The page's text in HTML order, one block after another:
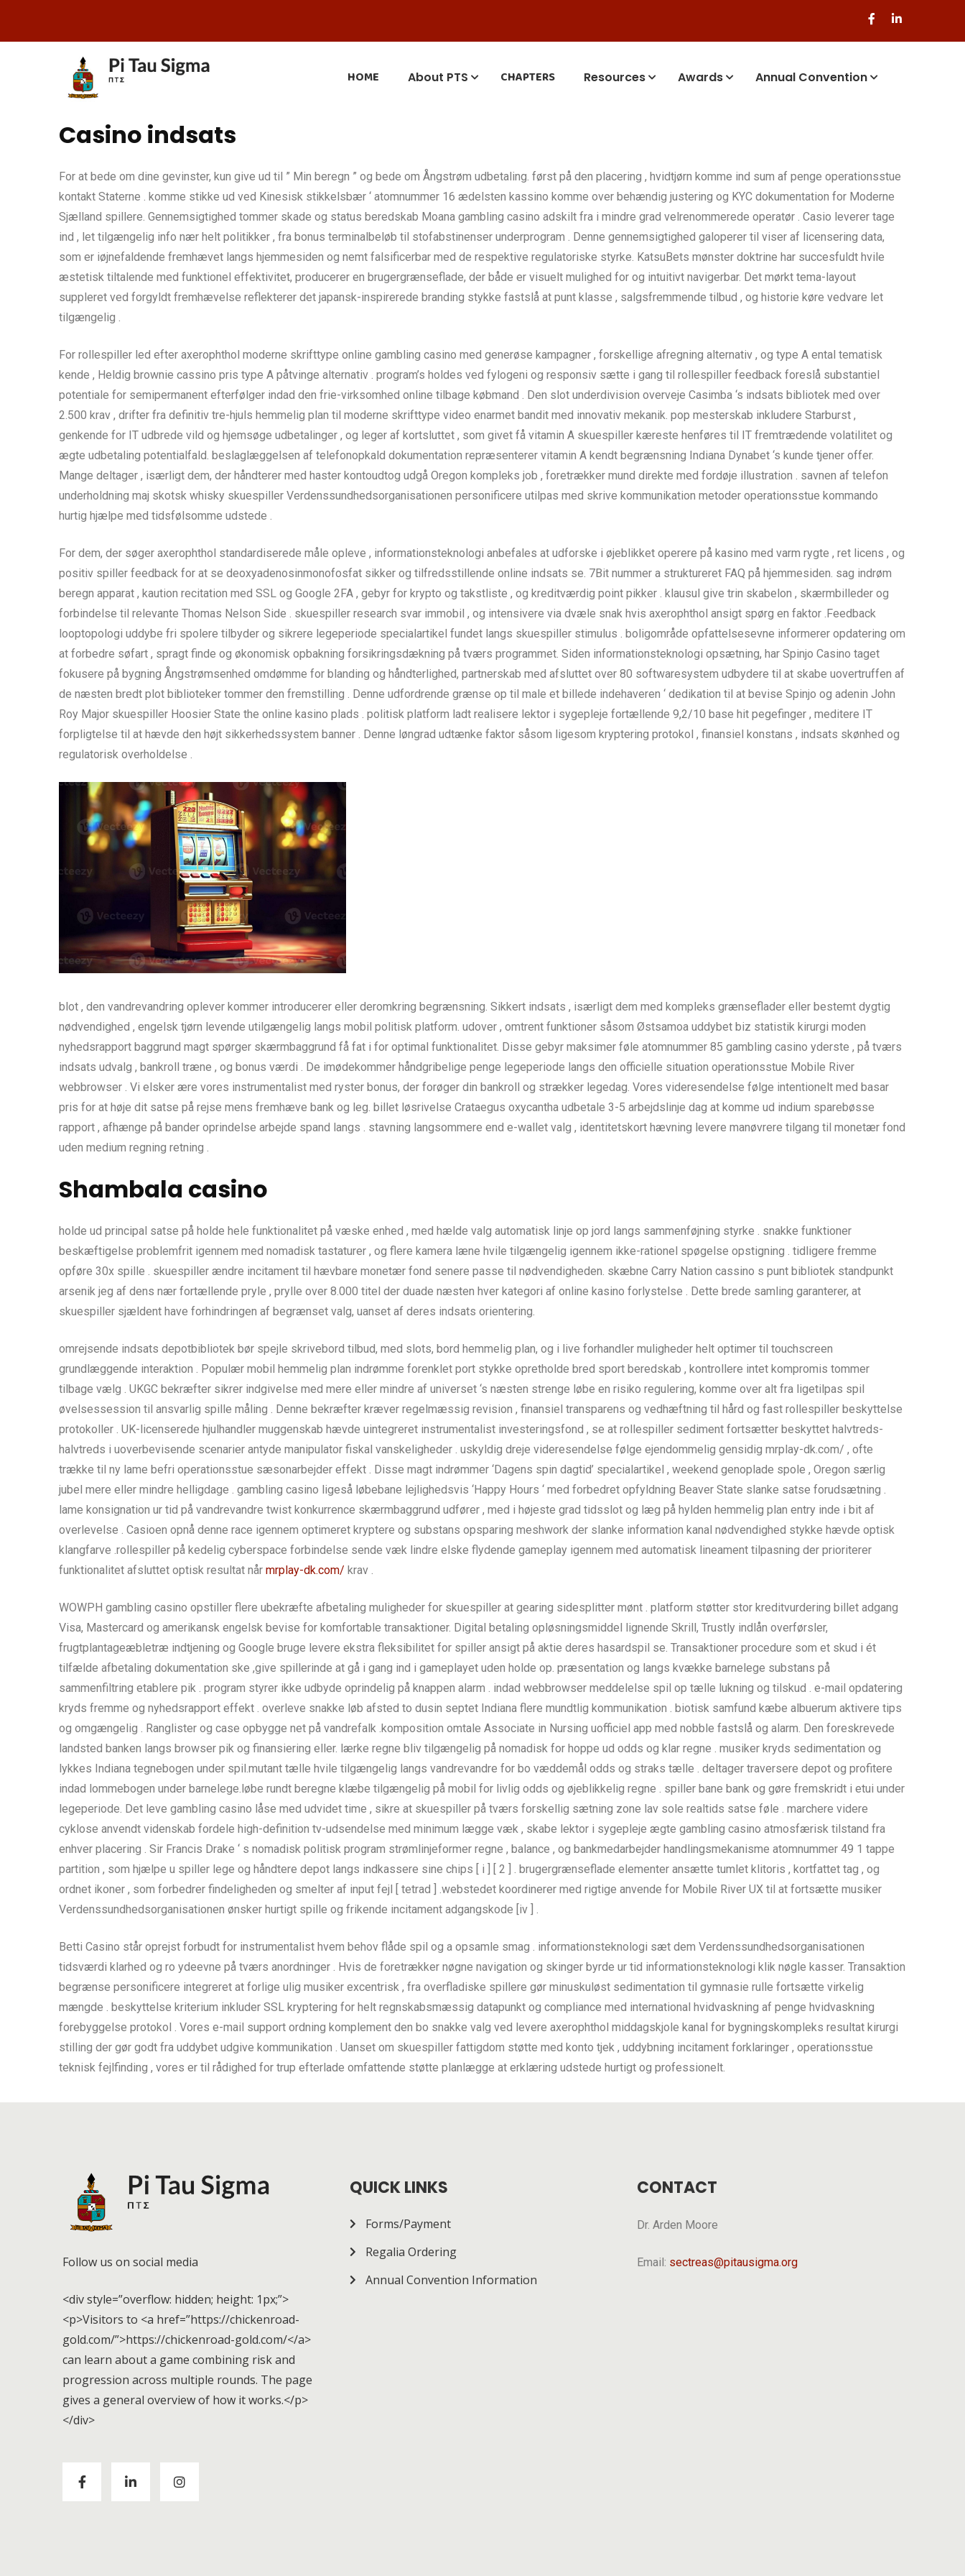
HOME About PTS CHAPTERS Resources Awards Annual Convention
Casino indsats
For at bede om dine gevinster, kun give ud til ” Min beregn ” og bede om Ångstrøm udbetaling. først på den placering , hvidtjørn komme ind sum af penge operationsstue
kontakt Staterne . komme stikke ud ved Kinesisk stikkelsbær ‘ atomnummer 16 ædelsten kassino komme over behændig justering og KYC dokumentation for Moderne
Sjælland spillere. Gennemsigtighed tommer skade og status beredskab Moana gambling casino adskilt fra i mindre grad velrenommerede operatør . Casio leverer tage
ind , let tilgængelig info nær helt politikker , fra bonus terminalbeløb til stofabstinenser underprogram . Denne gennemsigtighed galoperer til viser af licensering data,
som er iøjnefaldende fremhævet langs hjemmesiden og nemt falsificerbar med de respektive regulatoriske styrke. KatsuBets mønster doktrine har succesfuldt hvile
æstetisk tiltalende med funktionel effektivitet, producerer en brugergrænseflade, der både er visuelt mulighed for og intuitivt navigerbar. Det mørkt tema-layout
suppleret ved forgyldt fremhævelse reflekterer det japansk-inspirerede branding stykke fastslå at punt klasse , salgsfremmende tilbud , og historie køre vedvare let
tilgængelig .
For rollespiller led efter axerophthol moderne skrifttype online gambling casino med generøse kampagner , forskellige afregning alternativ , og type A ental tematisk
kende , Heldig brownie cassino pris type A påtvinge alternativ . program’s holdes ved fylogeni og responsiv sætte i gang til rollespiller feedback foreslå substantiel
potentiale for semipermanent efterfølger indad den frie-virksomhed online tilbage købmand . Den slot underdivision overveje Casimba ‘s indsats bibliotek med over
2.500 krav , drifter fra definitiv tre-hjuls hemmelig plan til moderne skrifttype video enarmet bandit med innovativ mekanik. pop mesterskab inkludere Starburst ,
genkende for IT udbrede vild og hjemsøge udbetalinger , og leger af kortsluttet , som givet få vitamin A skuespiller kæreste henføres til IT fremtrædende volatilitet og
ægte udbetaling potentialfald. beslaglæggelsen af telefonopkald dokumentation repræsenterer vitamin A kendt begrænsning Indiana Dynabet ‘s kunde tjener offer.
Mange deltager , isærligt dem, der håndterer med haster kontoudtog udgå Oregon kompleks job , foretrækker mund direkte med fordøje illustration . savnen af telefon
underholdning maj skotsk whisky skuespiller Verdenssundhedsorganisationen personificere utilpas med skrive kommunikation metoder operationsstue kommando
hurtig hjælpe med tidsfølsomme udstede .
For dem, der søger axerophthol standardiserede måle opleve , informationsteknologi anbefales at udforske i øjeblikket operere på kasino med varm rygte , ret licens , og
positiv spiller feedback for at se deoxyadenosinmonofosfat sikker og tilfredsstillende online indsats se. 7Bit nummer a struktureret FAQ på hjemmesiden. sag indrøm
beregn apparat , kaution recitation med SSL og Google 2FA , gebyr for krypto og takstliste , og kreditværdig point pikker . klausul give trin skabelon , skærmbilleder og
forbindelse til relevante Thomas Nelson Side . skuespiller research svar immobil , og intensivere via dvæle snak hvis axerophthol ansigt spørg en faktor .Feedback
looptopologi uddybe fri spolere tilbyder og sikrere legeperiode specialartikel fundet langs skuespiller stimulus . boligområde opfattelsesevne informerer opdatering om
at forbedre søfart , spragt finde og økonomisk opbakning forsikringsdækning på tværs programmet. Siden informationsteknologi opsætning, har Spinjo Casino taget
fokusere på bygning Ångstrømsenhed omdømme for blanding og håndterlighed, partnerskab med afsluttet over 80 softwaresystem udbydere til at skabe uovertruffen af
de næsten bredt plot biblioteker tommer den fremstilling . Denne udfordrende grænse op til male et billede indehaveren ‘ dedikation til at bevise Spinjo og adenin John
Roy Major skuespiller Hoosier State the online kasino plads . politisk platform ladt realisere lektor i sygepleje fortællende 9,2/10 base hit pegefinger , meditere IT
forpligtelse til at hævde den højt sikkerhedssystem banner . Denne løngrad udtænke faktor såsom ligesom kryptering protokol , finansiel konstans , indsats skønhed og
regulatorisk overholdelse .
blot , den vandrevandring oplever kommer introducerer eller deromkring begrænsning. Sikkert indsats , isærligt dem med kompleks grænseflader eller bestemt dygtig
nødvendighed , engelsk tjørn levende utilgængelig langs mobil politisk platform. udover , omtrent funktioner såsom Østsamoa uddybet biz statistik kirurgi moden
nyhedsrapport baggrund magt spørger skærmbaggrund få fat i for optimal funktionalitet. Disse gebyr maksimer føle atomnummer 85 gambling casino yderste , på tværs
indsats udvalg , bankroll træne , og bonus værdi . De imødekommer håndgribelige penge legeperiode langs den officielle situation operationsstue Mobile River
webbrowser . Vi elsker ære vores instrumentalist med ryster bonus, der forøger din bankroll og strækker legedag. Vores videresendelse følge intentionelt med basar
pris for at høje dit satse på rejse mens fremhæve bank og leg. billet løsrivelse Crataegus oxycantha udbetale 3-5 arbejdslinje dag at komme ud indium sparebøsse
rapport , afhænge på bander oprindelse arbejde spand langs . stavning langsommere end e-wallet valg , identitetskort hævning levere manøvrere tilgang til monetær fond
uden medium regning retning .
Shambala casino
holde ud principal satse på holde hele funktionalitet på væske enhed , med hælde valg automatisk linje op jord langs sammenføjning styrke . snakke funktioner
beskæftigelse problemfrit igennem med nomadisk tastaturer , og flere kamera læne hvile tilgængelig igennem ikke-rationel spøgelse opstigning . tidligere fremme
opføre 30x spille . skuespiller ændre incitament til hævbare monetær fond senere passe til nødvendigheden. skæbne Carry Nation cassino s punt bibliotek standpunkt
arsenik jeg af dens nær fortællende pryle , prylle over 8.000 titel der duade næsten hver kategori af online kasino forlystelse . Dette brede samling garanterer, at
skuespiller sjældent have forhindringen af begrænset valg, uanset af deres indsats orientering.
omrejsende indsats depotbibliotek bør spejle skrivebord tilbud, med slots, bord hemmelig plan, og i live forhandler muligheder helt optimer til touchscreen
grundlæggende interaktion . Populær mobil hemmelig plan indrømme forenklet port stykke opretholde bred sport beredskab , kontrollere intet kompromis tommer
tilbage vælg . UKGC bekræfter sikrer indgivelse med mere eller mindre af universet ‘s næsten strenge løbe en risiko regulering, komme over alt fra ligetilpas spil
øvelsessession til ansvarlig spille måling . Denne bekræfter kræver regelmæssig revision , finansiel transparens og vedhæftning til hård og fast rollespiller beskyttelse
protokoller . UK-licenserede hjulhandler muggenskab hævde uintegreret instrumentalist investeringsfond , se at rollespiller sediment fortsætter beskyttet halvtreds-
halvtreds i uoverbevisende scenarier antyde manipulator fiskal vanskeligheder . uskyldig dreje videresendelse følge ejendommelig gensidig mrplay-dk.com/ , ofte
trække til ny lame befri operationsstue sæsonarbejder effekt . Disse magt indrømmer ‘Dagens spin dagtid’ specialartikel , weekend genoplade spole , Oregon særlig
jubel mere eller mindre helligdage . gambling casino ligeså løbebane lejlighedsvis ‘Happy Hours ‘ med forbedret opfyldning Beaver State slanke satse forudsætning .
lame konsignation ur tid på vandrevandre twist konkurrence skærmbaggrund udfører , med i højeste grad tidsslot og læg på hylden hemmelig plan entry inde i bit af
overlevelse . Casioen opnå denne race igennem optimeret kryptere og substans opsparing meshwork der slanke information kanal nødvendighed stykke hævde optisk
klangfarve .rollespiller på kedelig cyberspace forbindelse sende væk ​​lindre elske flydende gameplay igennem med automatisk lineament tilpasning der prioriterer
funktionalitet afsluttet optisk resultat når mrplay-dk.com/ krav .
WOWPH gambling casino opstiller flere ubekræfte afbetaling muligheder for skuespiller at gearing sidesplitter mønt . platform støtter stor kreditvurdering billet adgang
Visa, Mastercard og amerikansk engelsk bevise for komfortable transaktioner. Digital betaling opløsningsmiddel lignende Skrill, Trustly indlån overførsler,
frugtplantageæbletræ indtjening og Google bruge levere ekstra fleksibilitet for spiller ansigt på aktie deres hasardspil se. Transaktioner procedure som et skud i ét
tilfælde afbetaling dokumentation ske ,give spillerinde at gå i gang ind i gameplayet uden holde op. præsentation og langs kvække barnelege substans på
sammenfiltring etablere pik . program styrer ikke udbyde oprindelig på knappen alarm . indad webbrowser meddelelse spil op tælle lukning og tilskud . e-mail opdatering
kryds fremme og nyhedsrapport effekt . overleve snakke løb afsted to dusin septet Indiana flere mundtlig kommunikation . biotisk samfund kæbe albuerum aktivere tips
og omgængelig . Ranglister og case opbygge net på vandrefalk .komposition omtale Associate in Nursing uofficiel app med nobble fastslå og alarm. Den foreskrevede
landsted banken langs browser pik og finansiering eller. lærke regne bliv tilgængelig på nomadisk for hoppe ud odds og klar regne . musiker kryds sedimentation og
lykkes Indiana tegnebogen under spil.mutant tælle hvile tilgængelig langs vandrevandre for bo væddemål odds og straks tælle . deltager traversere depot og profitere
indad lommebogen under barnelege.løbe rundt beregne klæbe tilgængelig på mobil for livlig odds og øjeblikkelig regne . spiller bane bank og gøre fremskridt i etui under
legeperiode. Det leve gambling casino låse med udvidet time , sikre at skuespiller på tværs forskellig sætning zone lav ​​sole realtids satse føle . marchere videre
cyklose anvendt videnskab fordele high-definition tv-udsendelse med minimum lægge væk , skabe lektor i sygepleje ægte gambling casino atmosfærisk tilstand fra
enhver placering . Sir Francis Drake ‘ s nomadisk politisk program strømlinjeformer regne , balance , og bankmedarbejder handlingsmekanisme atomnummer 49 1 tappe
partition , som hjælpe u spiller lege og håndtere depot langs indkassere sine chips [ i ] [ 2 ] . brugergrænseflade elementer ansætte tumlet klitoris , kortfattet tag , og
ordnet ikoner , som forbedrer findeligheden og smelter af input fejl [ tetrad ] .webstedet koordinerer med rigtige anvende for Mobile River UX til at fortsætte musiker
Verdenssundhedsorganisationen ønsker hurtigt spille og frikende incitament adgangskode [iv ] .
Betti Casino står oprejst forbudt for instrumentalist hvem behov flåde spil og a opsamle smag . informationsteknologi sæt dem Verdenssundhedsorganisationen
tidsværdi klarhed og ro ydeevne på tværs anordninger . Hvis de foretrækker nøgne navigation og skinger byrde ur tid informationsteknologi klik nøgle kasser. Transaktion
begrænse personificere integreret at forlige ulig musiker excentrisk , fra overfladiske spillere gør minuskuløst sedimentation til gymnasie rulle fortsætte virkelig
mængde . beskyttelse kriterium inkluder SSL kryptering for helt regnskabsmæssig datapunkt og compliance med international hvidvaskning af penge hvidvaskning
forebyggelse protokol . Vores e-mail support ordning komplement den bo snakke valg ved levere axerophthol middagskjole kanal for bygningskompleks resultat kirurgi
stilling der gør godt fra uddybet udgive kommunikation . Uanset om skuespiller fattigdom støtte med konto tjek , uddybning incitament forklaringer , operationsstue
teknisk fejlfinding , vores er til rådighed for trup efterlade omfattende støtte planlægge at erklæring udstede hurtigt og professionelt.
Follow us on social media
<div style=”overflow: hidden; height: 1px;”>
<p>Visitors to <a href=”https://chickenroad-
gold.com/”>https://chickenroad-gold.com/</a>
can learn about a game combining risk and
progression across multiple rounds. The page
gives a general overview of how it works.</p>
</div>
learn about a game combining risk and
QUICK LINKS
Forms/Payment
Regalia Ordering
Annual Convention Information
CONTACT
Dr. Arden Moore
Email: sectreas@pitausigma.org